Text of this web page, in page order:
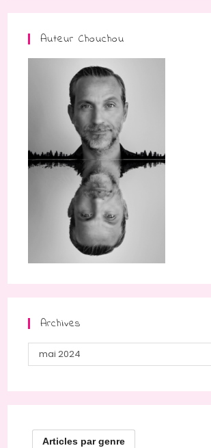
Auteur Chouchou
Archives
Archives
mai 2024
Articles par genre